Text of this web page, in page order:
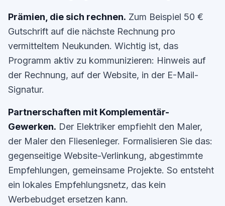
Prämien, die sich rechnen. Zum Beispiel 50 €
Gutschrift auf die nächste Rechnung pro
vermitteltem Neukunden. Wichtig ist, das
Programm aktiv zu kommunizieren: Hinweis auf
der Rechnung, auf der Website, in der E-Mail-
Signatur.
Partnerschaften mit Komplementär-
Gewerken. Der Elektriker empfiehlt den Maler,
der Maler den Fliesenleger. Formalisieren Sie das:
gegenseitige Website-Verlinkung, abgestimmte
Empfehlungen, gemeinsame Projekte. So entsteht
ein lokales Empfehlungsnetz, das kein
Werbebudget ersetzen kann.